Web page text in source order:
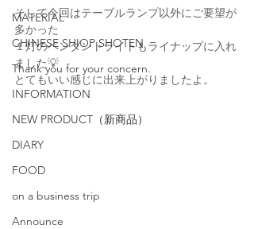
MATERIAL
CHINESE SHIOP SHOTEN
Thank you for your concern.
INFORMATION
NEW PRODUCT（新商品）
DIARY
FOOD
on a business trip
Announce
そして今回はテーブルランプ以外にご要望が
多かった
１灯のペンダントライトもライナップに入れ
ました💡
とてもいい感じに出来上がりましたよ。